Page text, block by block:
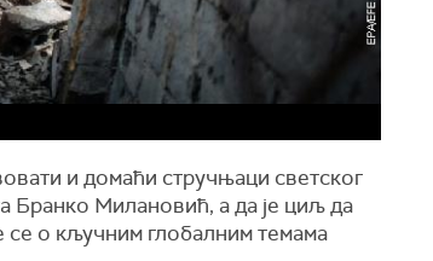
и домаћи стручњаци светског
Бранко Милановић, а да је циљ да
се о кључним глобалним темама